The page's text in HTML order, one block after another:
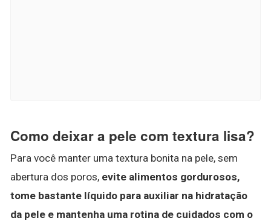
Como deixar a pele com textura lisa?
Para você manter uma textura bonita na pele, sem
abertura dos poros, evite alimentos gordurosos,
tome bastante líquido para auxiliar na hidratação
da pele e mantenha uma rotina de cuidados com o